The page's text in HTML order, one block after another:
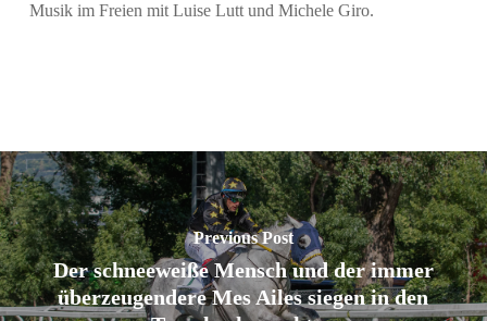
Musik im Freien mit Luise Lutt und Michele Giro.
Previous Post
Der schneeweiße Mensch und der immer
überzeugendere Mes Ailes siegen in den